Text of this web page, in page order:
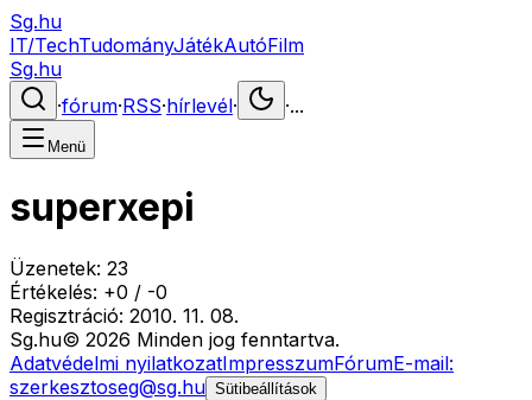
Sg.hu
IT/TechTudományJátékAutóFilm
Sg.hu
·fórum·RSS·hírlevél· ·...
Menü
superxepi
Üzenetek: 23
Értékelés: +0 / -0
Regisztráció: 2010. 11. 08.
Sg.hu© 2026 Minden jog fenntartva.
Adatvédelmi nyilatkozatImpresszumFórumE-mail:
szerkesztoseg@sg.hu Sütibeállítások